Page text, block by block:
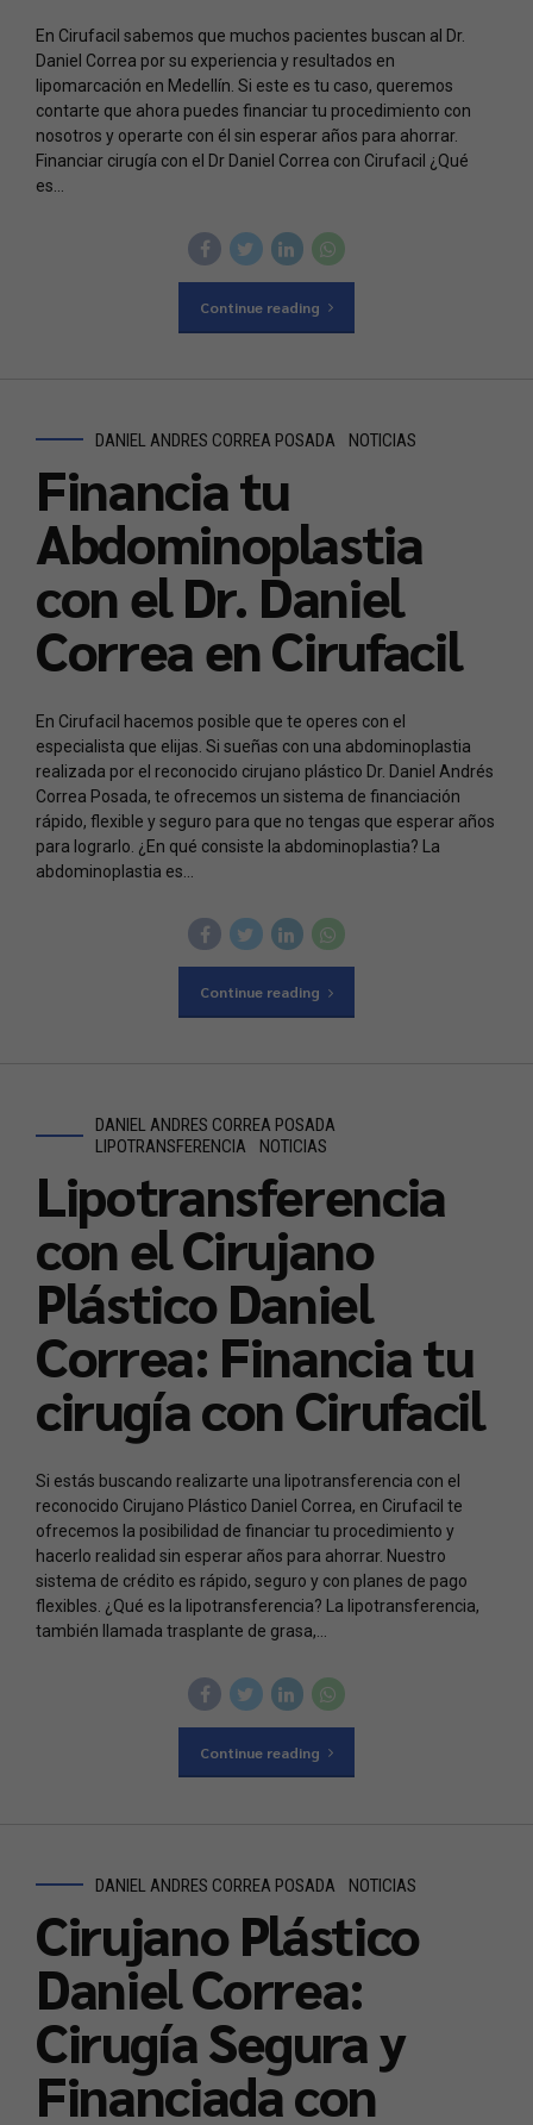
En Cirufacil sabemos que muchos pacientes buscan al Dr.
Daniel Correa por su experiencia y resultados en
lipomarcación en Medellín. Si este es tu caso, queremos
contarte que ahora puedes financiar tu procedimiento con
nosotros y operarte con él sin esperar años para ahorrar.
Financiar cirugía con el Dr Daniel Correa con Cirufacil ¿Qué
es...
Continue reading
DANIEL ANDRES CORREA POSADA NOTICIAS
Financia tu
Abdominoplastia
con el Dr. Daniel
Correa en Cirufacil
En Cirufacil hacemos posible que te operes con el
especialista que elijas. Si sueñas con una abdominoplastia
realizada por el reconocido cirujano plástico Dr. Daniel Andrés
Correa Posada, te ofrecemos un sistema de financiación
rápido, flexible y seguro para que no tengas que esperar años
para lograrlo. ¿En qué consiste la abdominoplastia? La
abdominoplastia es...
Continue reading
DANIEL ANDRES CORREA POSADA
LIPOTRANSFERENCIA
NOTICIAS
Lipotransferencia
con el Cirujano
Plástico Daniel
Correa: Financia tu
cirugía con Cirufacil
Si estás buscando realizarte una lipotransferencia con el
reconocido Cirujano Plástico Daniel Correa, en Cirufacil te
ofrecemos la posibilidad de financiar tu procedimiento y
hacerlo realidad sin esperar años para ahorrar. Nuestro
sistema de crédito es rápido, seguro y con planes de pago
flexibles. ¿Qué es la lipotransferencia? La lipotransferencia,
también llamada trasplante de grasa,...
Continue reading
DANIEL ANDRES CORREA POSADA NOTICIAS
Cirujano Plástico
Daniel Correa:
Cirugía Segura y
Financiada con